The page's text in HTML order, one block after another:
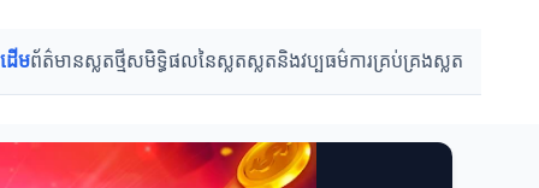
ើមព័ត៌មានស្លតថ្មីសមិទ្ធិផលនៃស្លតស្លតនិងវប្បធម៌ការ​គ្រប់គ្រង​ស្លត